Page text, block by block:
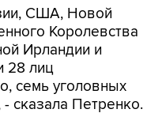
США, Новой
Королевства
Ирландии и
28 лиц
семь уголовных
сказала Петренко.